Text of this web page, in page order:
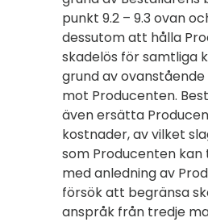
punkt 9.2 – 9.3 ovan
dessutom att hålla
skadelös för samtliga
grund av
mot Producenten.
även ersätta
kostnader, av vilket
som Producenten kan
med anledning av
försök att begränsa
anspråk från tredje